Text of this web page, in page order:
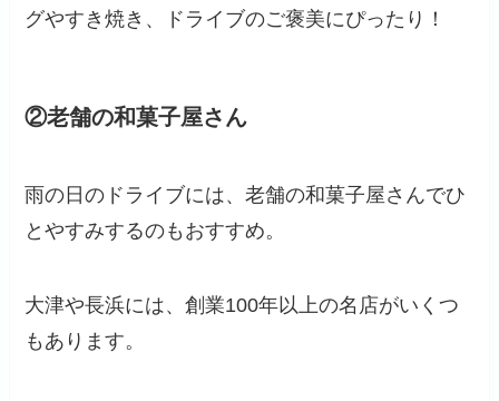
グやすき焼き、ドライブのご褒美にぴったり！
②老舗の和菓子屋さん
雨の日のドライブには、老舗の和菓子屋さんでひ
とやすみするのもおすすめ。
大津や長浜には、創業100年以上の名店がいくつ
もあります。